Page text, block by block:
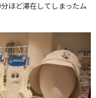
ほど滞在してしまったム